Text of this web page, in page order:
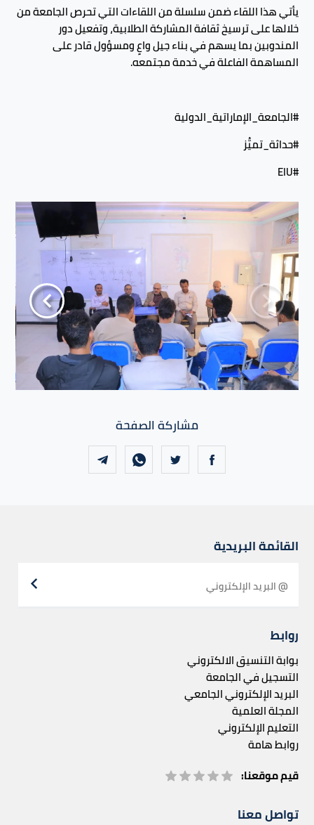
يأتي هذا اللقاء ضمن سلسلة من اللقاءات التي تحرص الجامعة من
خلالها على ترسيخ ثقافة المشاركة الطلابية، وتفعيل دور
المندوبين بما يسهم في بناء جيل واعٍ ومسؤول قادر على
المساهمة الفاعلة في خدمة مجتمعه.
#الجامعة_الإماراتية_الدولية
#حداثة_تميُّز
#EIU
مشاركة الصفحة
القائمة البريدية
روابط
بوابة التنسيق الالكتروني
التسجيل في الجامعة
البريد الإلكتروني الجامعي
المجلة العلمية
التعليم الإلكتروني
روابط هامة
قيم موقعنا:
تواصل معنا